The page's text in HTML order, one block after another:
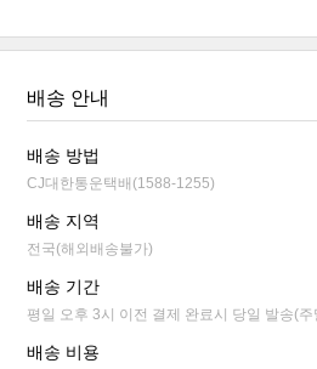
배송 안내
배송 방법
CJ대한통운택배(1588-1255)
배송 지역
전국(해외배송불가)
배송 기간
평일 오후 3시 이전 결제 완료시 당일 발송(
배송 비용